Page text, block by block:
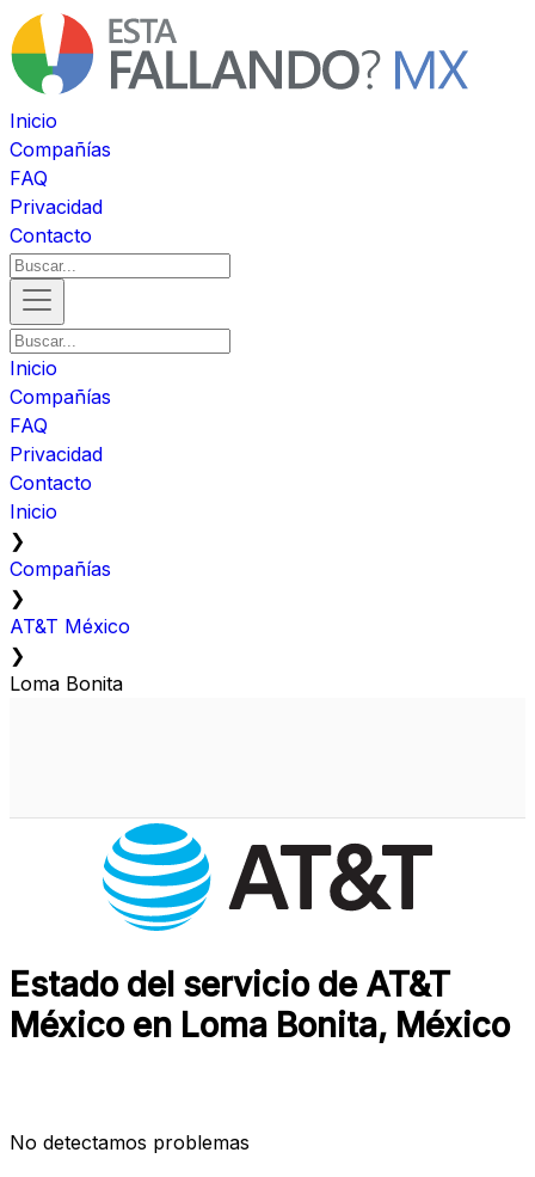
Inicio
Compañías
FAQ
Privacidad
Contacto
Inicio
Compañías
FAQ
Privacidad
Contacto
Inicio
❯
Compañías
❯
AT&T México
❯
Loma Bonita
Estado del servicio de AT&T
México en Loma Bonita, México
No detectamos problemas